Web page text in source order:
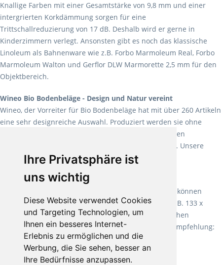
Ihre Privatsphäre ist
uns wichtig
Diese Website verwendet Cookies
und Targeting Technologien, um
Ihnen ein besseres Internet-
Erlebnis zu ermöglichen und die
Werbung, die Sie sehen, besser an
Ihre Bedürfnisse anzupassen.
Knallige Farben mit einer Gesamtstärke von 9,8 mm und einer
intergrierten Korkdämmung sorgen für eine
Trittschallreduzierung von 17 dB. Deshalb wird er gerne in
Kinderzimmern verlegt. Ansonsten gibt es noch das klassische
Linoleum als Bahnenware wie z.B. Forbo Marmoleum Real, Forbo
Marmoleum Walton und Gerflor DLW Marmorette 2,5 mm für den
Objektbereich.
Wineo Bio Bodenbeläge - Design und Natur vereint
Wineo, der Vorreiter für Bio Bodenbeläge hat mit über 260 Artikeln
eine sehr designreiche Auswahl. Produziert werden sie ohne
Weichmacher und Lösungsmittel. Mit allen verfügbaren
Verlegearten ist er für jegliche Bauvorhaben attraktiv. Unsere
Empfehlung:Wineo 1000 Multi Layer XXL.
Teppiche für ein angenehmes Laufgefühl
machen es schon lange vor. Sie können
Teppich in Ihrem gewünschten Sondermaß kaufen, z.B. 133 x
60cm. Vor allem in Schlafzimmern aufgrund der weichen
Oberfläche ein sehr beliebter Zusatzboden. Unsere Empfehlung:
Fletco Fluffy und Fletco Hermelin